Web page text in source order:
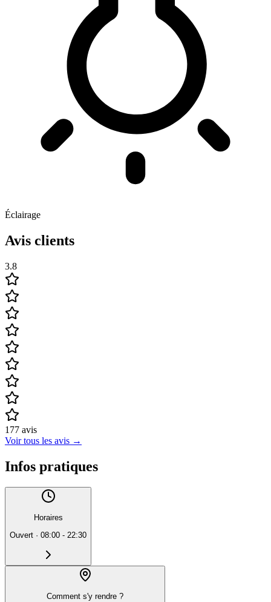
Éclairage
Avis clients
3.8
177 avis
Voir tous les avis →
Infos pratiques
Horaires
Ouvert · 08:00 - 22:30
Comment s'y rendre ?